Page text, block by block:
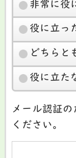
非常に役
役に立っ
どちらと
役に立た
メール認証
ください。